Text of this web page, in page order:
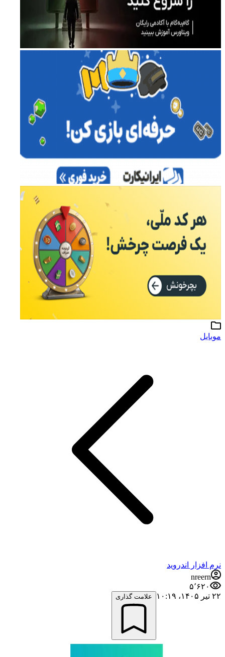
موبایل
نرم افزار اندروید
nreern
۵٬۶۲۰
۲۲ تیر ۱۴۰۵،‏ ۱۰:۱۹
علامت گذاری